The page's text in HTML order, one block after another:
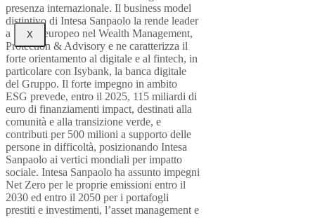
X
presenza internazionale. Il business model
distintivo di Intesa Sanpaolo la rende leader
a livello europeo nel Wealth Management,
Protection & Advisory e ne caratterizza il
forte orientamento al digitale e al fintech, in
particolare con Isybank, la banca digitale
del Gruppo. Il forte impegno in ambito
ESG prevede, entro il 2025, 115 miliardi di
euro di finanziamenti impact, destinati alla
comunità e alla transizione verde, e
contributi per 500 milioni a supporto delle
persone in difficoltà, posizionando Intesa
Sanpaolo ai vertici mondiali per impatto
sociale. Intesa Sanpaolo ha assunto impegni
Net Zero per le proprie emissioni entro il
2030 ed entro il 2050 per i portafogli
prestiti e investimenti, l’asset management e